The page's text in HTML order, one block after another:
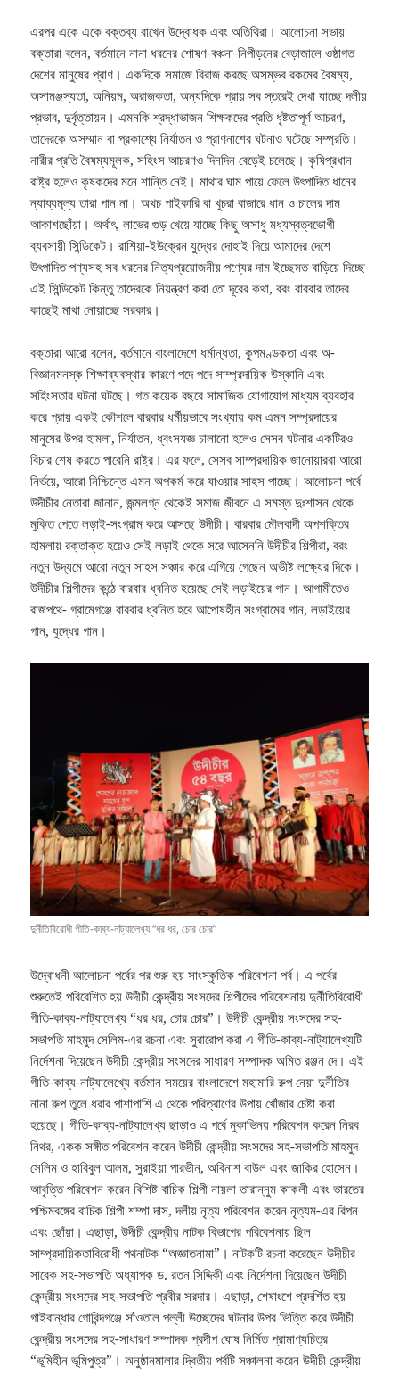
এরপর একে একে বক্তব্য রাখেন উদ্বোধক এবং অতিথিরা। আলোচনা সভায়
বক্তারা বলেন, বর্তমানে নানা ধরনের শোষণ-বঞ্চনা-নিপীড়নের বেড়াজালে ওষ্ঠাগত
দেশের মানুষের প্রাণ। একদিকে সমাজে বিরাজ করছে অসম্ভব রকমের বৈষম্য,
অসামঞ্জস্যতা, অনিয়ম, অরাজকতা, অন্যদিকে প্রায় সব স্তরেই দেখা যাচ্ছে দলীয়
প্রভাব, দুর্বৃত্তায়ন। এমনকি শ্রদ্ধাভাজন শিক্ষকদের প্রতি ধৃষ্টতাপূর্ণ আচরণ,
তাদেরকে অসম্মান বা প্রকাশ্যে নির্যাতন ও প্রাণনাশের ঘটনাও ঘটেছে সম্প্রতি।
নারীর প্রতি বৈষম্যমূলক, সহিংস আচরণও দিনদিন বেড়েই চলেছে। কৃষিপ্রধান
রাষ্ট্র হলেও কৃষকদের মনে শান্তি নেই। মাথার ঘাম পায়ে ফেলে উৎপাদিত ধানের
ন্যায্যমূল্য তারা পান না। অথচ পাইকারি বা খুচরা বাজারে ধান ও চালের দাম
আকাশছোঁয়া। অর্থাৎ, লাভের গুড় খেয়ে যাচ্ছে কিছু অসাধু মধ্যস্বত্বভোগী
ব্যবসায়ী সিন্ডিকেট। রাশিয়া-ইউক্রেন যুদ্ধের দোহাই দিয়ে আমাদের দেশে
উৎপাদিত পণ্যসহ সব ধরনের নিত্যপ্রয়োজনীয় পণ্যের দাম ইচ্ছেমত বাড়িয়ে দিচ্ছে
এই সিন্ডিকেট কিন্তু তাদেরকে নিয়ন্ত্রণ করা তো দূরের কথা, বরং বারবার তাদের
কাছেই মাথা নোয়াচ্ছে সরকার।
বক্তারা আরো বলেন, বর্তমানে বাংলাদেশে ধর্মান্ধতা, কুপমণ্ডকতা এবং অ-
বিজ্ঞানমনস্ক শিক্ষাব্যবস্থার কারণে পদে পদে সাম্প্রদায়িক উস্কানি এবং
সহিংসতার ঘটনা ঘটছে। গত কয়েক বছরে সামাজিক যোগাযোগ মাধ্যম ব্যবহার
করে প্রায় একই কৌশলে বারবার ধর্মীয়ভাবে সংখ্যায় কম এমন সম্প্রদায়ের
মানুষের উপর হামলা, নির্যাতন, ধ্বংসযজ্ঞ চালানো হলেও সেসব ঘটনার একটিরও
বিচার শেষ করতে পারেনি রাষ্ট্র। এর ফলে, সেসব সাম্প্রদায়িক জানোয়াররা আরো
নির্ভয়ে, আরো নিশ্চিন্তে এমন অপকর্ম করে যাওয়ার সাহস পাচ্ছে। আলোচনা পর্বে
উদীচীর নেতারা জানান, জন্মলগ্ন থেকেই সমাজ জীবনে এ সমস্ত দুঃশাসন থেকে
মুক্তি পেতে লড়াই-সংগ্রাম করে আসছে উদীচী। বারবার মৌলবাদী অপশক্তির
হামলায় রক্তাক্ত হয়েও সেই লড়াই থেকে সরে আসেননি উদীচীর শিল্পীরা, বরং
নতুন উদ্যমে আরো নতুন সাহস সঞ্চার করে এগিয়ে গেছেন অভীষ্ট লক্ষ্যের দিকে।
উদীচীর শিল্পীদের কন্ঠে বারবার ধ্বনিত হয়েছে সেই লড়াইয়ের গান। আগামীতেও
রাজপথে- গ্রামেগঞ্জে বারবার ধ্বনিত হবে আপোষহীন সংগ্রামের গান, লড়াইয়ের
গান, যুদ্ধের গান।
দুর্নীতিবিরোধী গীতি-কাব্য-নাট্যালেখ্য “ধর ধর, চোর চোর”
উদ্বোধনী আলোচনা পর্বের পর শুরু হয় সাংস্কৃতিক পরিবেশনা পর্ব। এ পর্বের
শুরুতেই পরিবেশিত হয় উদীচী কেন্দ্রীয় সংসদের শিল্পীদের পরিবেশনায় দুর্নীতিবিরোধী
গীতি-কাব্য-নাট্যালেখ্য “ধর ধর, চোর চোর”। উদীচী কেন্দ্রীয় সংসদের সহ-
সভাপতি মাহমুদ সেলিম-এর রচনা এবং সুরারোপ করা এ গীতি-কাব্য-নাট্যালেখ্যটি
নির্দেশনা দিয়েছেন উদীচী কেন্দ্রীয় সংসদের সাধারণ সম্পাদক অমিত রঞ্জন দে। এই
গীতি-কাব্য-নাট্যালেখ্যে বর্তমান সময়ের বাংলাদেশে মহামারি রুপ নেয়া দুর্নীতির
নানা রুপ তুলে ধরার পাশাপাশি এ থেকে পরিত্রাণের উপায় খোঁজার চেষ্টা করা
হয়েছে। গীতি-কাব্য-নাট্যালেখ্য ছাড়াও এ পর্বে মুকাভিনয় পরিবেশন করেন নিরব
নিথর, একক সঙ্গীত পরিবেশন করেন উদীচী কেন্দ্রীয় সংসদের সহ-সভাপতি মাহমুদ
সেলিম ও হাবিবুল আলম, সুরাইয়া পারভীন, অবিনাশ বাউল এবং জাকির হোসেন।
আবৃত্তি পরিবেশন করেন বিশিষ্ট বাচিক শিল্পী নায়লা তারান্নুম কাকলী এবং ভারতের
পশ্চিমবঙ্গের বাচিক শিল্পী শম্পা দাস, দলীয় নৃত্য পরিবেশন করেন নৃত্যম-এর রিপন
এবং ছোঁয়া। এছাড়া, উদীচী কেন্দ্রীয় নাটক বিভাগের পরিবেশনায় ছিল
সাম্প্রদায়িকতাবিরোধী পথনাটক “অজ্ঞাতনামা”। নাটকটি রচনা করেছেন উদীচীর
সাবেক সহ-সভাপতি অধ্যাপক ড. রতন সিদ্দিকী এবং নির্দেশনা দিয়েছেন উদীচী
কেন্দ্রীয় সংসদের সহ-সভাপতি প্রবীর সরদার। এছাড়া, শেষাংশে প্রদর্শিত হয়
গাইবান্ধার গোবিন্দগঞ্জে সাঁওতাল পল্লী উচ্ছেদের ঘটনার উপর ভিত্তি করে উদীচী
কেন্দ্রীয় সংসদের সহ-সাধারণ সম্পাদক প্রদীপ ঘোষ নির্মিত প্রামাণ্যচিত্র
“ভূমিহীন ভূমিপুত্র”। অনুষ্ঠানমালার দ্বিতীয় পর্বটি সঞ্চালনা করেন উদীচী কেন্দ্রীয়